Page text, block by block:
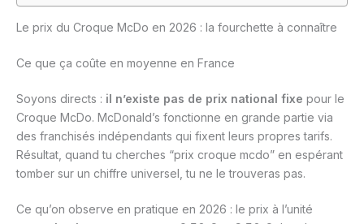
Le prix du Croque McDo en 2026 : la fourchette à connaître
Ce que ça coûte en moyenne en France
Soyons directs : il n’existe pas de prix national fixe pour le
Croque McDo. McDonald’s fonctionne en grande partie via
des franchisés indépendants qui fixent leurs propres tarifs.
Résultat, quand tu cherches “prix croque mcdo” en espérant
tomber sur un chiffre universel, tu ne le trouveras pas.
Ce qu’on observe en pratique en 2026 : le prix à l’unité